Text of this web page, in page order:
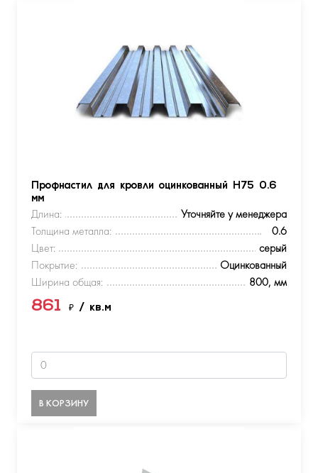
Профнастил для кровли оцинкованный Н75 0.6
мм
Длина:
Уточняйте у менеджера
Толщина металла:
0.6
Цвет:
серый
Покрытие:
Оцинкованный
Ширина общая:
800, мм
861 ₽ / кв.м
В КОРЗИНУ